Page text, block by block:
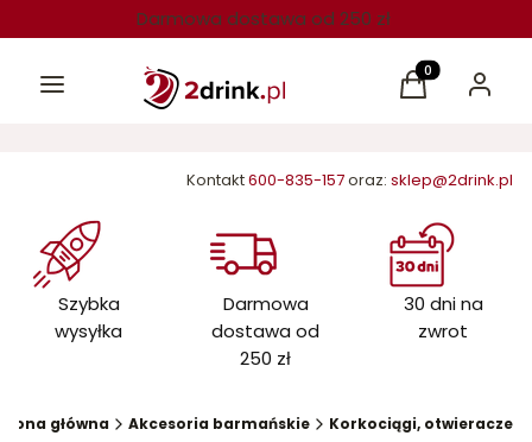
Darmowa dostawa od 250 zł
Menu Produkty w
Koszyk Zaloguj
Kontakt600-835-157oraz: sklep@2drink.pl
Szybka
wysyłka
Darmowa
dostawa od
250 zł
30 dni na
zwrot
główna Akcesoria barmańskie Korkociągi, otwieracze